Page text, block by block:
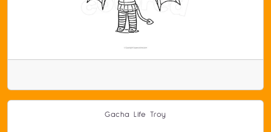
Gacha Life Troy